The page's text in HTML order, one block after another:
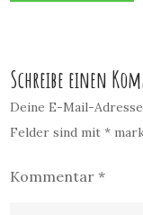
Schreibe einen
Deine E-Mail-
Felder sind mit*
Kommentar*